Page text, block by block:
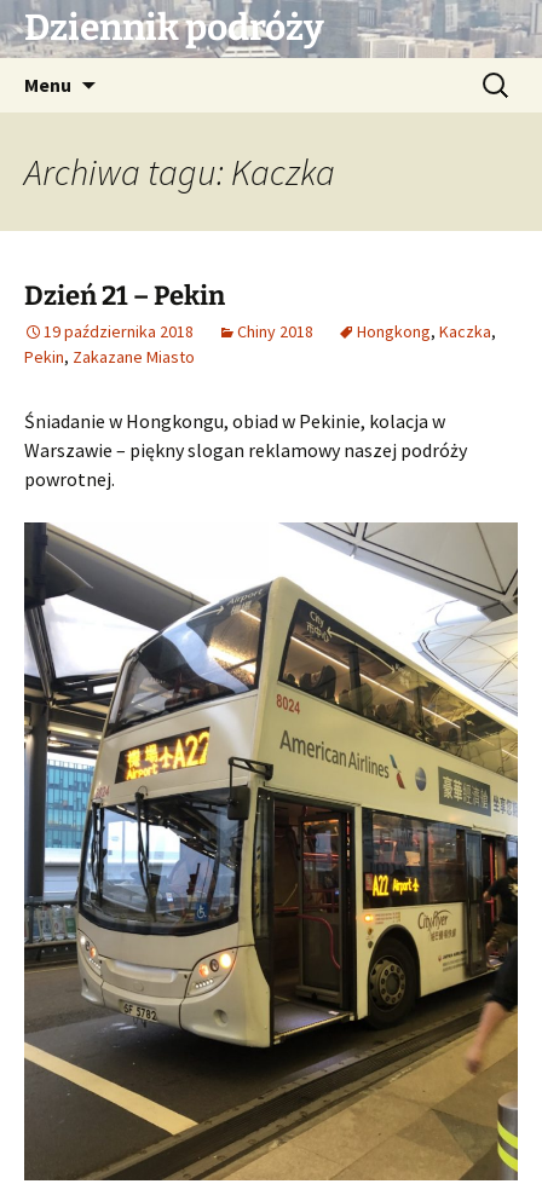
Przejdź
do Dziennik podróży
Menu Szukaj:
Archiwa tagu: Kaczka
Dzień 21 – Pekin
19 października 2018 Chiny 2018 Hongkong, Kaczka,
Pekin, Zakazane Miasto
Śniadanie w Hongkongu, obiad w Pekinie, kolacja w
Warszawie – piękny slogan reklamowy naszej podróży
powrotnej.